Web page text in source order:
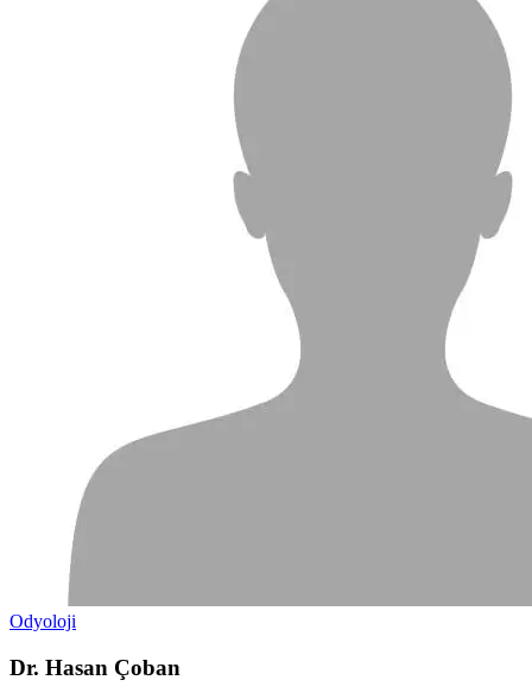
Odyoloji
Dr. Hasan Çoban